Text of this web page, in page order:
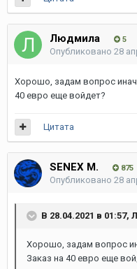
Людмила 5
Опубликовано 28
Хорошо, задам вопрос
40 евро еще войдет?
Цитата
SENEX M. 875
Опубликовано 28
В 28.04.2021 в 01:57,
Хорошо, задам вопрос
Заказ на 40 евро еще